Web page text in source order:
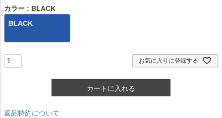
カラー
BLACK
BLACK
お気に入りに登録する
カートに入れる
返品特約について